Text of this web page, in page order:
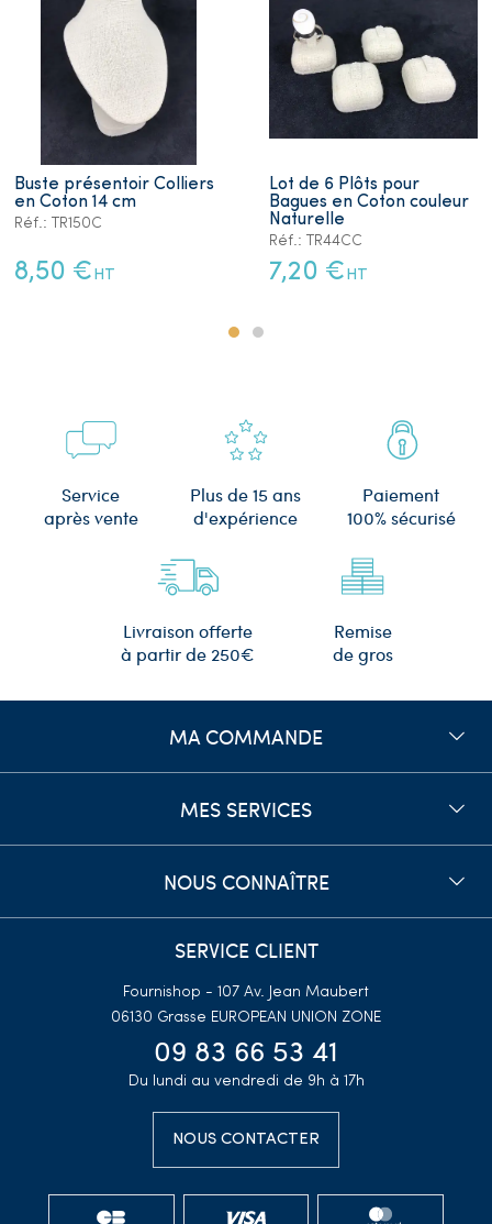
Buste présentoir Colliers
en Coton 14 cm
Réf.: TR150C
8,50 € HT
Lot de 6 Plôts pour
Bagues en Coton couleur
Naturelle
Réf.: TR44CC
7,20 € HT
Service
après vente
Plus de 15 ans
d'expérience
Paiement
100% sécurisé
Livraison offerte
à partir de 250€
Remise
de gros
MA COMMANDE
MES SERVICES
NOUS CONNAÎTRE
SERVICE CLIENT
Fournishop - 107 Av. Jean Maubert
06130 Grasse EUROPEAN UNION ZONE
09 83 66 53 41
Du lundi au vendredi de 9h à 17h
NOUS CONTACTER